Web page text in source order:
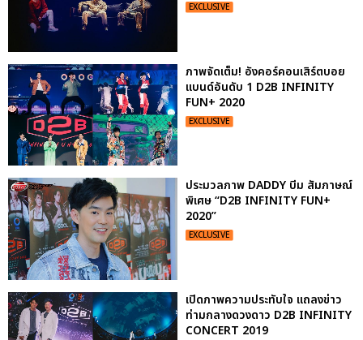
EXCLUSIVE
ภาพจัดเต็ม! อังคอร์คอนเสิร์ตบอย
แบนด์อันดับ 1 D2B INFINITY
FUN+ 2020
EXCLUSIVE
ประมวลภาพ DADDY บีม สัมภาษณ์
พิเศษ “D2B INFINITY FUN+
2020”
EXCLUSIVE
เปิดภาพความประทับใจ แถลงข่าว
ท่ามกลางดวงดาว D2B INFINITY
CONCERT 2019